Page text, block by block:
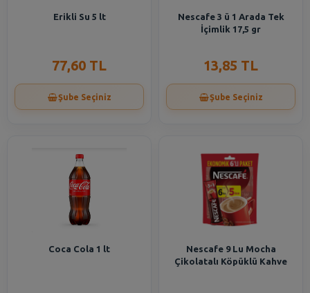
Erikli Su 5 lt
77,60 TL
Şube Seçiniz
Nescafe 3 ü 1 Arada Tek
İçimlik 17,5 gr
13,85 TL
Şube Seçiniz
Coca Cola 1 lt
Nescafe 9 Lu Mocha
Çikolatalı Köpüklü Kahve